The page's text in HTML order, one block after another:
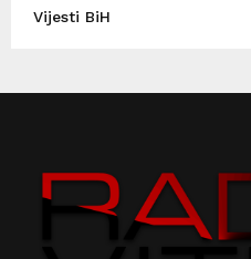
Vijesti BiH